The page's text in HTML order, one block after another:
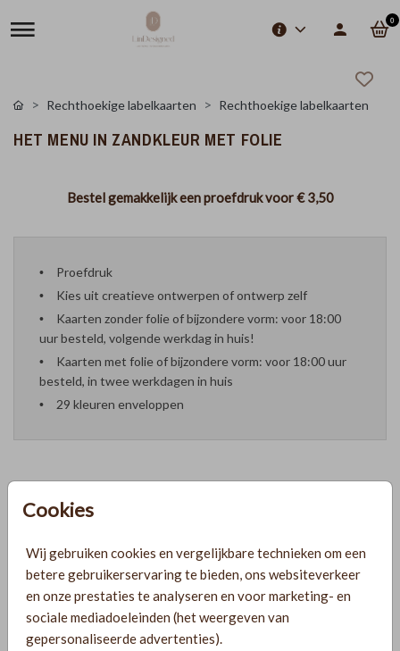
0
Cookies
Wij gebruiken cookies en vergelijkbare technieken om een
betere gebruikerservaring te bieden, ons websiteverkeer
en onze prestaties te analyseren en voor marketing- en
sociale mediadoeleinden (het weergeven van
gepersonaliseerde advertenties).
Rechthoekige labelkaarten Rechthoekige labelkaarten
HET MENU IN ZANDKLEUR MET FOLIE
Bestel gemakkelijk een proefdruk voor€ 3,50
Proefdruk
Kies uit creatieve ontwerpen of ontwerp zelf
Kaarten zonder folie of bijzondere vorm: voor 18:00
uur besteld, volgende werkdag in huis!
Kaarten met folie of bijzondere vorm: voor 18:00 uur
besteld, in twee werkdagen in huis
29 kleuren enveloppen
Formaten en prijzen
PRODUCTINFORMATIE
OMSCHRIJVING